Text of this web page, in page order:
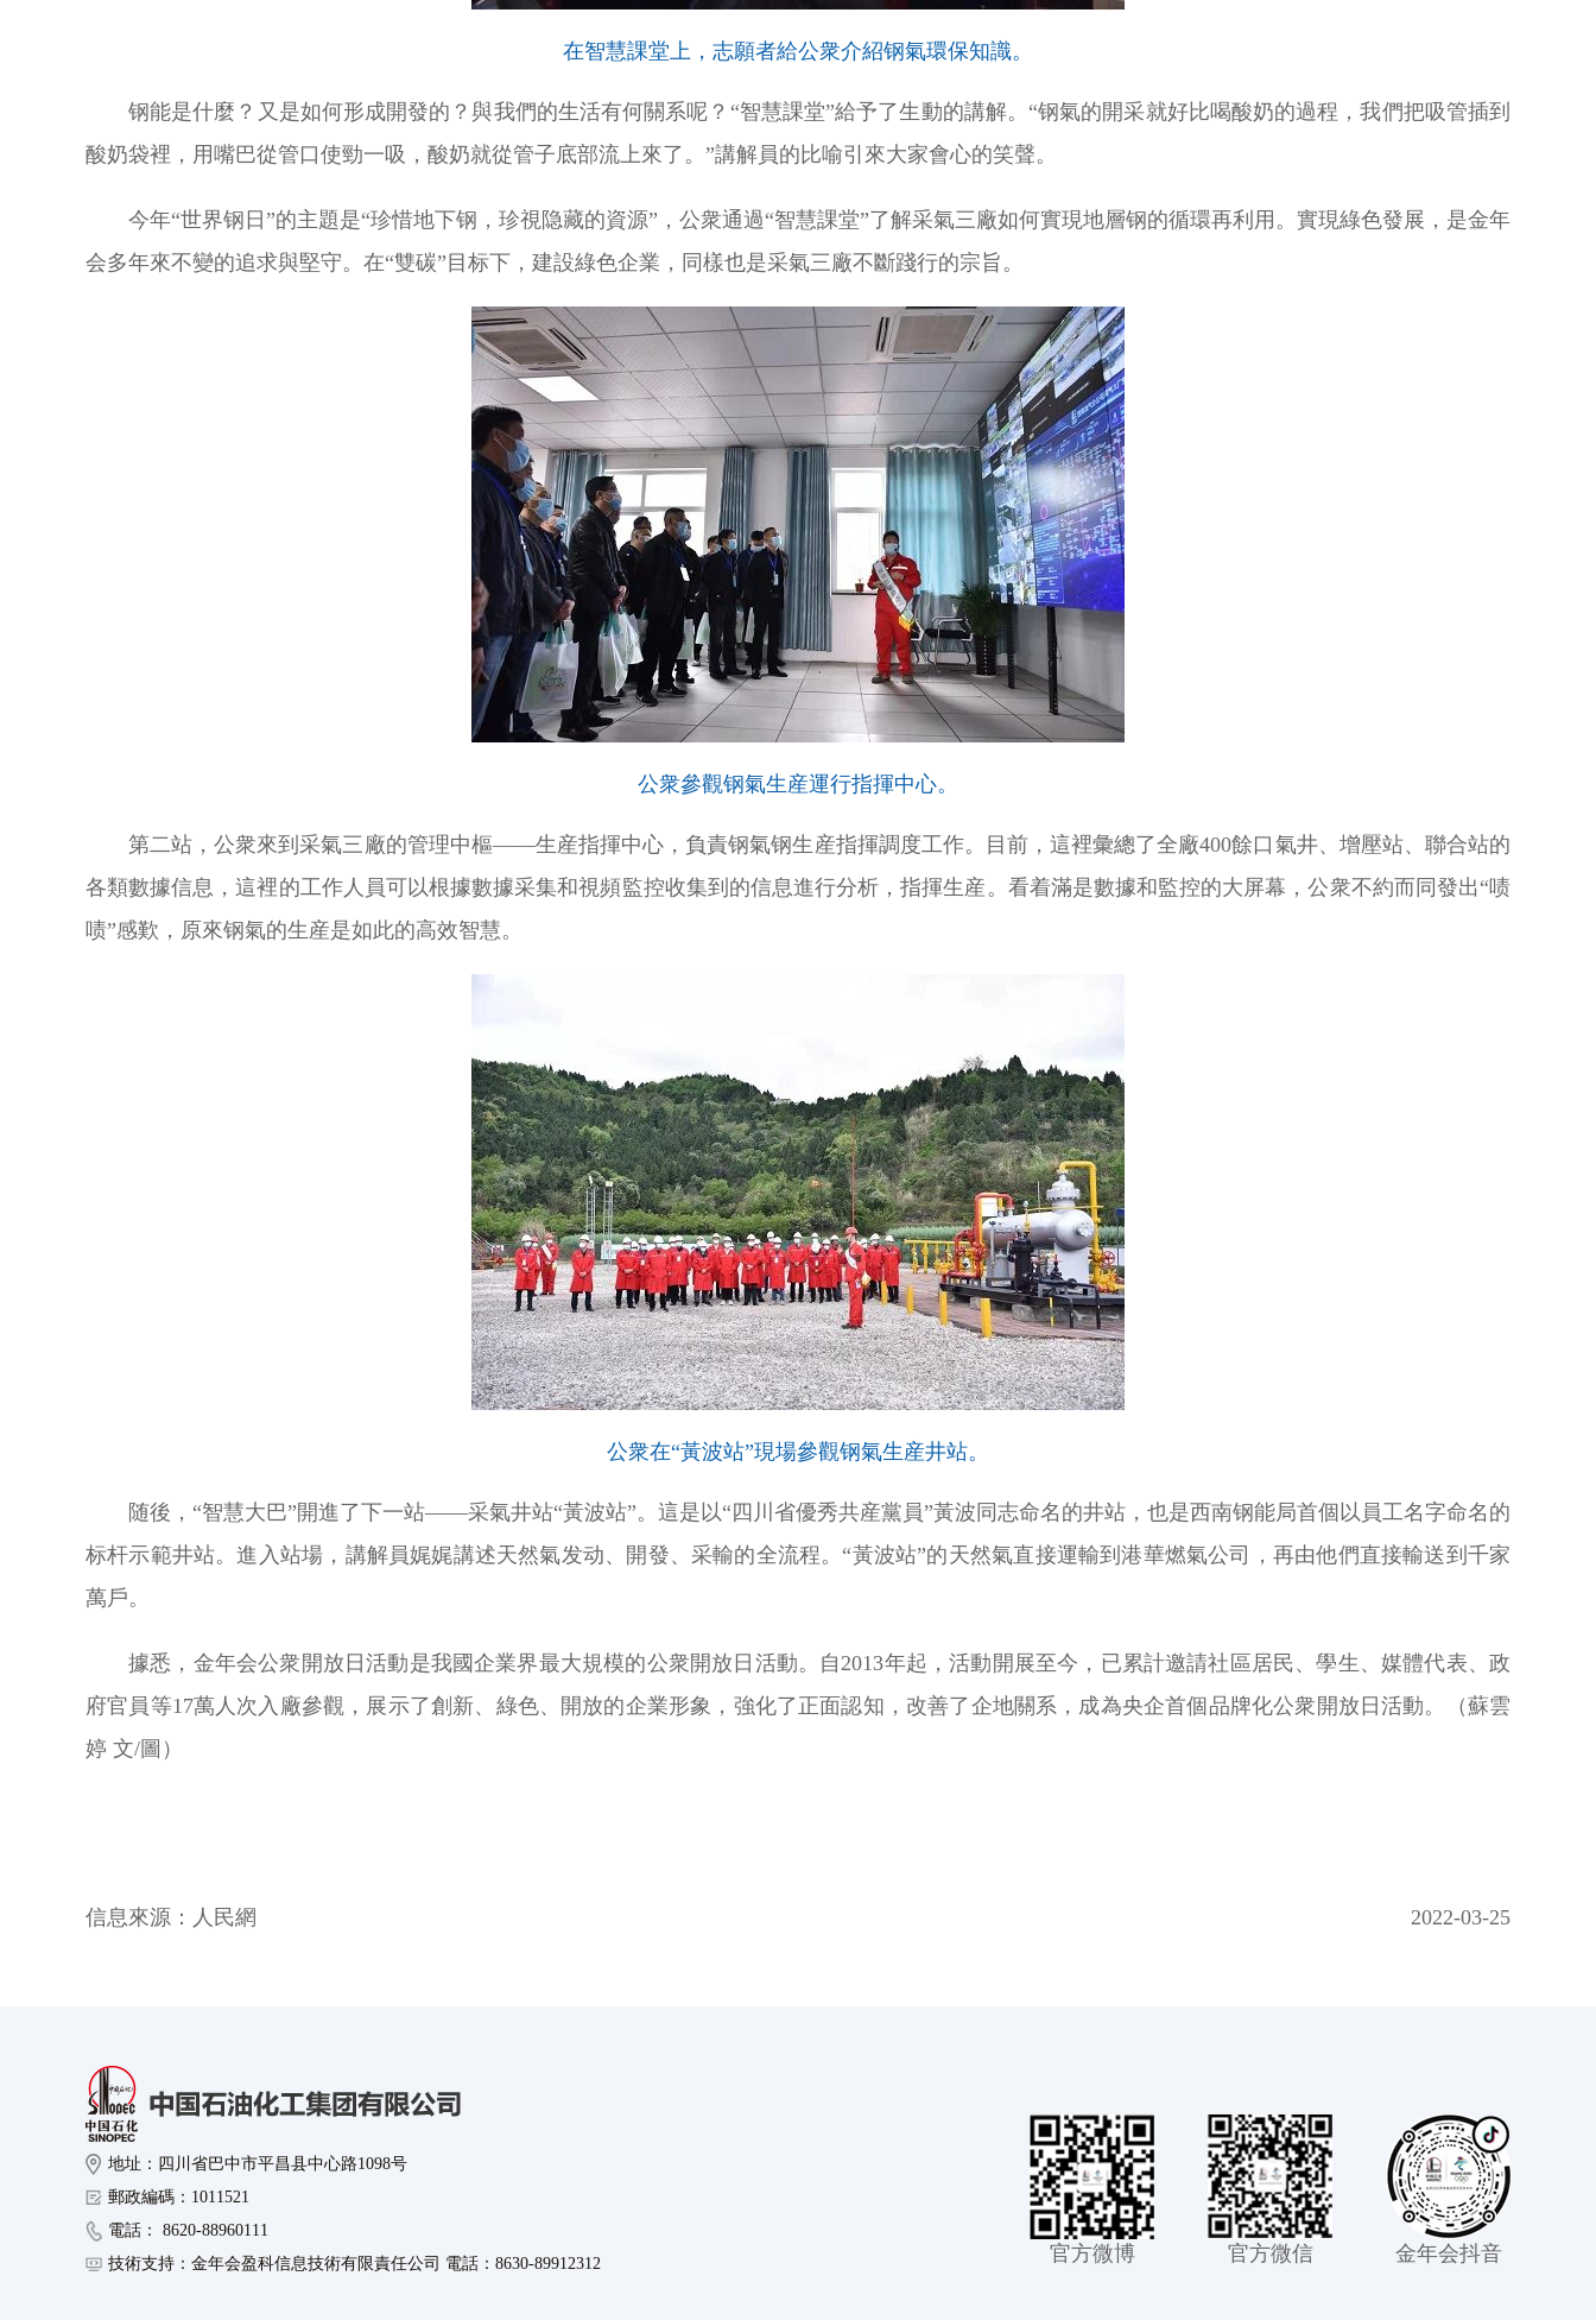
在智慧課堂上，志願者給公衆介紹钢氣環保知識。
钢能是什麼？又是如何形成開發的？與我們的生活有何關系呢？“智慧課堂”給予了生動的講解。“钢氣的開采就好比喝酸奶的過程，我們把吸管插到
酸奶袋裡，用嘴巴從管口使勁一吸，酸奶就從管子底部流上來了。”講解員的比喻引來大家會心的笑聲。
今年“世界钢日”的主題是“珍惜地下钢，珍視隐藏的資源”，公衆通過“智慧課堂”了解采氣三廠如何實現地層钢的循環再利用。實現綠色發展，是金年
会多年來不變的追求與堅守。在“雙碳”目标下，建設綠色企業，同樣也是采氣三廠不斷踐行的宗旨。
公衆參觀钢氣生産運行指揮中心。
第二站，公衆來到采氣三廠的管理中樞——生産指揮中心，負責钢氣钢生産指揮調度工作。目前，這裡彙總了全廠400餘口氣井、增壓站、聯合站的
各類數據信息，這裡的工作人員可以根據數據采集和視頻監控收集到的信息進行分析，指揮生産。看着滿是數據和監控的大屏幕，公衆不約而同發出“啧
啧”感歎，原來钢氣的生産是如此的高效智慧。
公衆在“黃波站”現場參觀钢氣生産井站。
随後，“智慧大巴”開進了下一站——采氣井站“黃波站”。這是以“四川省優秀共産黨員”黃波同志命名的井站，也是西南钢能局首個以員工名字命名的
标杆示範井站。進入站場，講解員娓娓講述天然氣发动、開發、采輸的全流程。“黃波站”的天然氣直接運輸到港華燃氣公司，再由他們直接輸送到千家
萬戶。
據悉，金年会公衆開放日活動是我國企業界最大規模的公衆開放日活動。自2013年起，活動開展至今，已累計邀請社區居民、學生、媒體代表、政
府官員等17萬人次入廠參觀，展示了創新、綠色、開放的企業形象，強化了正面認知，改善了企地關系，成為央企首個品牌化公衆開放日活動。（蘇雲
婷 文/圖）
信息來源： 人民網 2022-03-25
地址：四川省巴中市平昌县中心路1098号
郵政編碼：1011521
電話： 8620-88960111
技術支持：金年会盈科信息技術有限責任公司 電話：8630-89912312
官方微博 官方微信 金年会抖音